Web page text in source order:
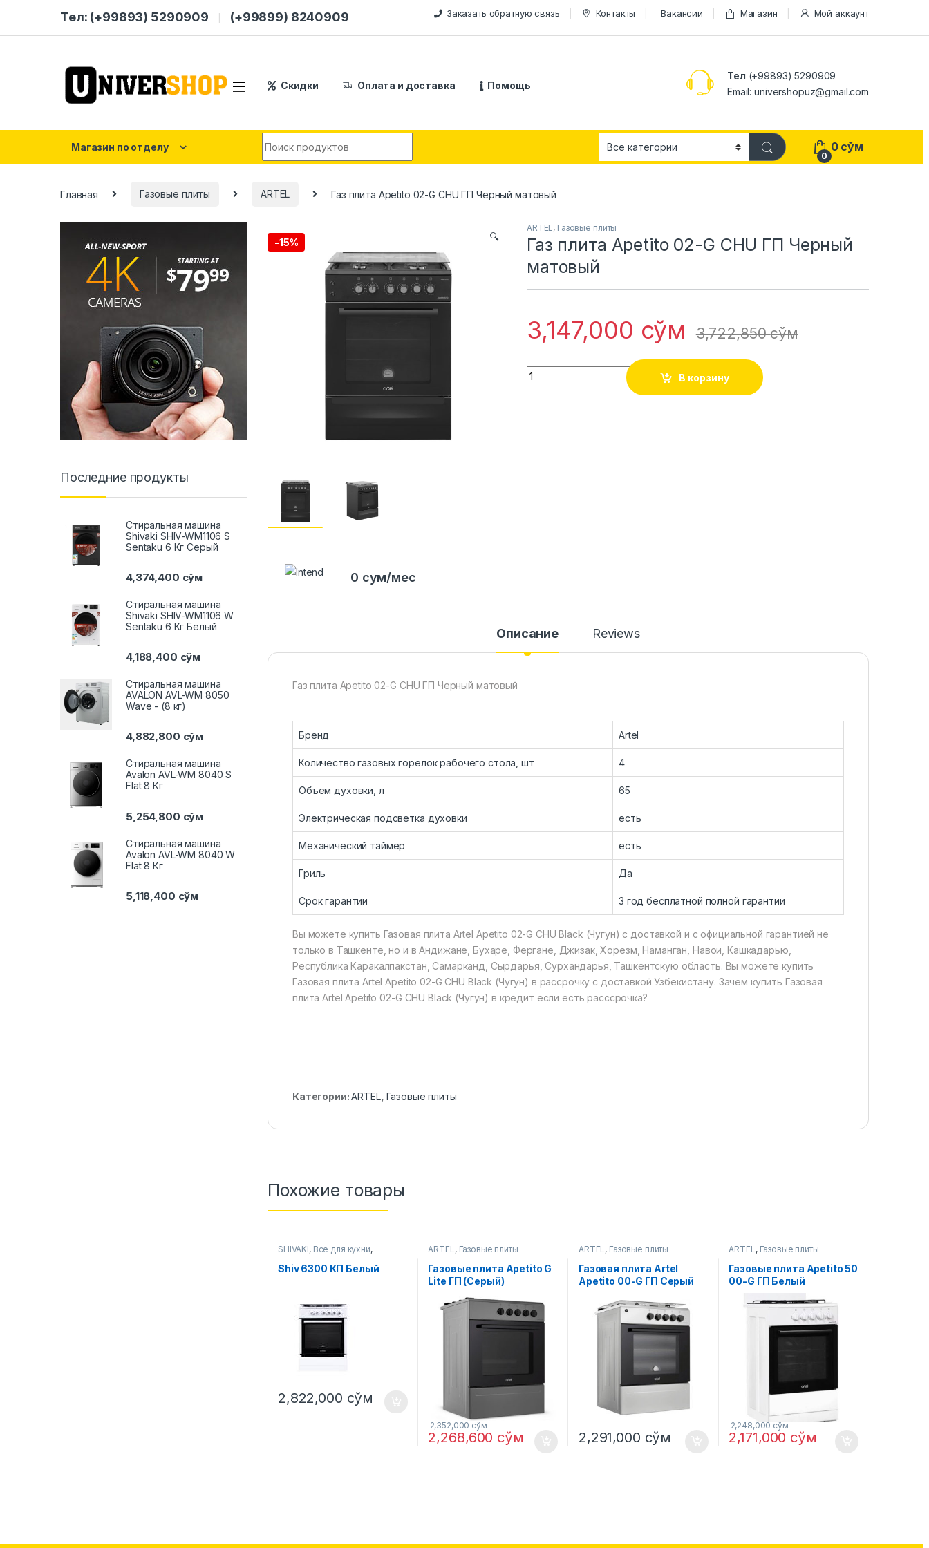
Тел: (+99893) 5290909 (+99899) 8240909 Заказать обратную связь Контакты Вакансии Магазин Мой аккаунт
Скидки Оплата и доставка Помощь
Тел (+99893) 5290909
Email: univershopuz@gmail.com
Магазин по отделу
0
0 сўм
Главная Газовые плиты ARTEL Газ плита Apetito 02-G CHU ГП Черный матовый
-15% 🔍
ARTEL, Газовые плиты
Газ плита Apetito 02-G CHU ГП Черный
матовый
3,147,000 сўм 3,722,850сўм
Quantity
В корзину
0 сум/мес
Описание Reviews
Газ плита Apetito 02-G CHU ГП Черный матовый
Бренд Artel
Количество газовых горелок рабочего стола, шт 4
Объем духовки, л 65
Электрическая подсветка духовки есть
Механический таймер есть
Гриль Да
Срок гарантии 3 год бесплатной полной гарантии
Вы можете купить Газовая плита Artel Apetito 02-G CHU Black (Чугун) с доставкой и с официальной гарантией не
только в Ташкенте, но и в Андижане, Бухаре, Фергане, Джизак, Хорезм, Наманган, Навои, Кашкадарью,
Республика Каракалпакстан, Самарканд, Сырдарья, Сурхандарья, Ташкентскую область. Вы можете купить
Газовая плита Artel Apetito 02-G CHU Black (Чугун) в рассрочку с доставкой Узбекистану. Зачем купить Газовая
плита Artel Apetito 02-G CHU Black (Чугун) в кредит если есть расссрочка?
Категории:ARTEL, Газовые плиты
Похожие товары
SHIVAKI, Все для кухни,
Shiv 6300 КП Белый
2,822,000 сўм
ARTEL , Газовые плиты
Газовые плитa Apetito G
Lite ГП (Серый)
2,268,600 сўм
2,352,000сўм
ARTEL , Газовые плиты
Газовая плита Artel
Apetito 00-G ГП Серый
2,291,000 сўм
ARTEL , Газовые плиты
Газовые плитa Apetito 50
00-G ГП Белый
2,171,000 сўм
2,248,000сўм
Последние продукты
Стиральная машина
Shivaki SHIV-WM1106 S
Sentaku 6 Кг Серый
4,374,400 сўм
Стиральная машина
Shivaki SHIV-WM1106 W
Sentaku 6 Кг Белый
4,188,400 сўм
Стиральная машина
AVALON AVL-WM 8050
Wave - (8 кг)
4,882,800 сўм
Стиральная машина
Avalon AVL-WM 8040 S
Flat 8 Кг
5,254,800 сўм
Стиральная машина
Avalon AVL-WM 8040 W
Flat 8 Кг
5,118,400 сўм